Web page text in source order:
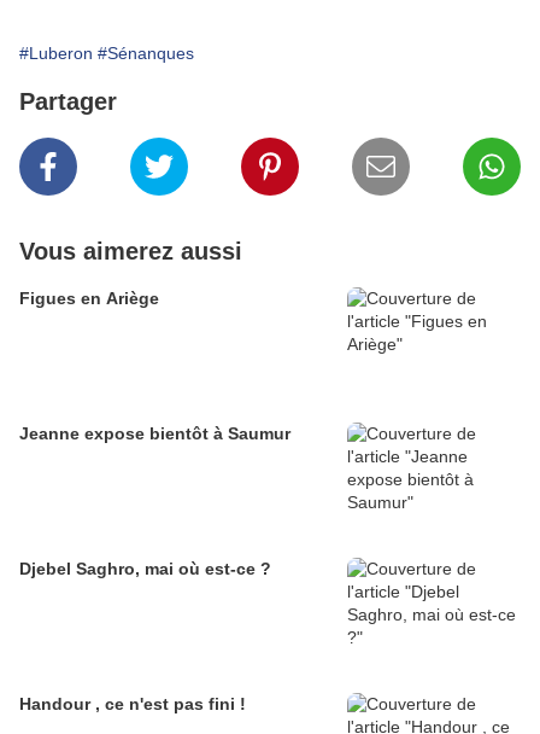
#Luberon #Sénanques
Partager
Vous aimerez aussi
Figues en Ariège
Jeanne expose bientôt à Saumur
Djebel Saghro, mai où est-ce ?
Handour , ce n'est pas fini !